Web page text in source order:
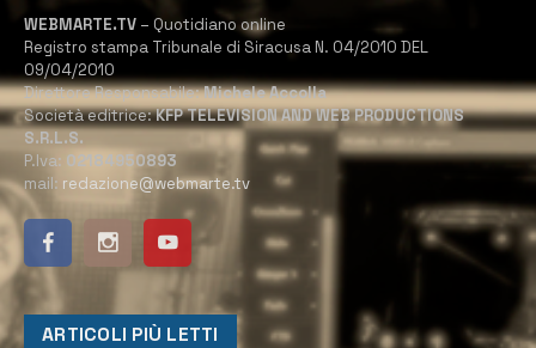
WEBMARTE.TV – Quotidiano online
Registro stampa Tribunale di Siracusa N. 04/2010 DEL
09/04/2010
Direttore Responsabile:Michele Accolla
Società editrice:KFP TELEVISION AND WEB PRODUCTIONS
S.R.L.S.
P.Iva: 02184950893
mail: redazione@webmarte.tv
ARTICOLI PIÙ LETTI